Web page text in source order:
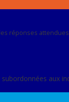
réponses
aux